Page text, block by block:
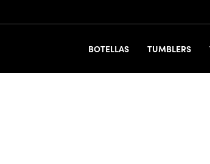
BOTELLAS TUMBLERS